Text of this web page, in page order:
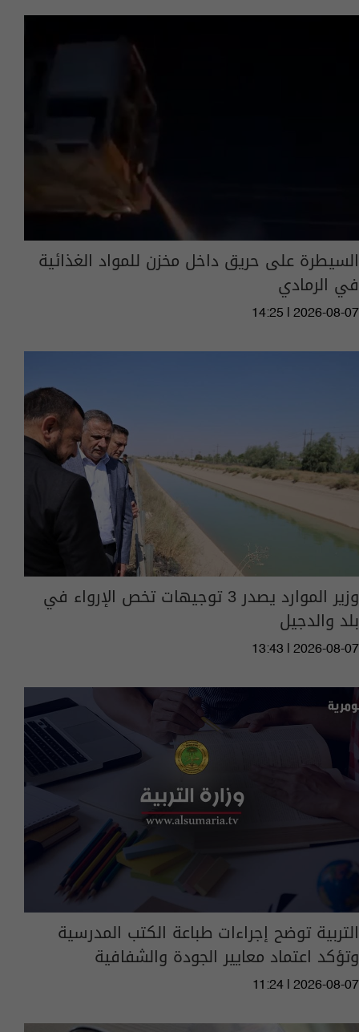
السيطرة على حريق داخل مخزن للمواد الغذائية
في الرمادي
14:25 | 2026-08-07
وزير الموارد يصدر 3 توجيهات تخص الإرواء في
بلد والدجيل
13:43 | 2026-08-07
التربية توضح إجراءات طباعة الكتب المدرسية
وتؤكد اعتماد معايير الجودة والشفافية
11:24 | 2026-08-07